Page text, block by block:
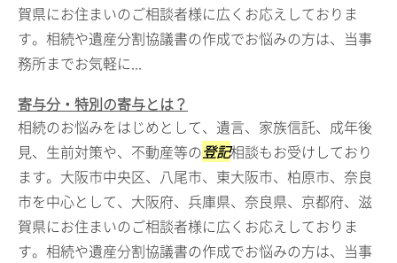
賀県にお住まいのご相談者様に広くお応えしておりま
す。相続や遺産分割協議書の作成でお悩みの方は、当事
務所までお気軽に...
寄与分・特別の寄与とは？
相続のお悩みをはじめとして、遺言、家族信託、成年後
見、生前対策や、不動産等の登記相談もお受けしており
ます。大阪市中央区、八尾市、東大阪市、柏原市、奈良
市を中心として、大阪府、兵庫県、奈良県、京都府、滋
賀県にお住まいのご相談者様に広くお応えしておりま
す。相続や遺産分割協議書の作成でお悩みの方は、当事